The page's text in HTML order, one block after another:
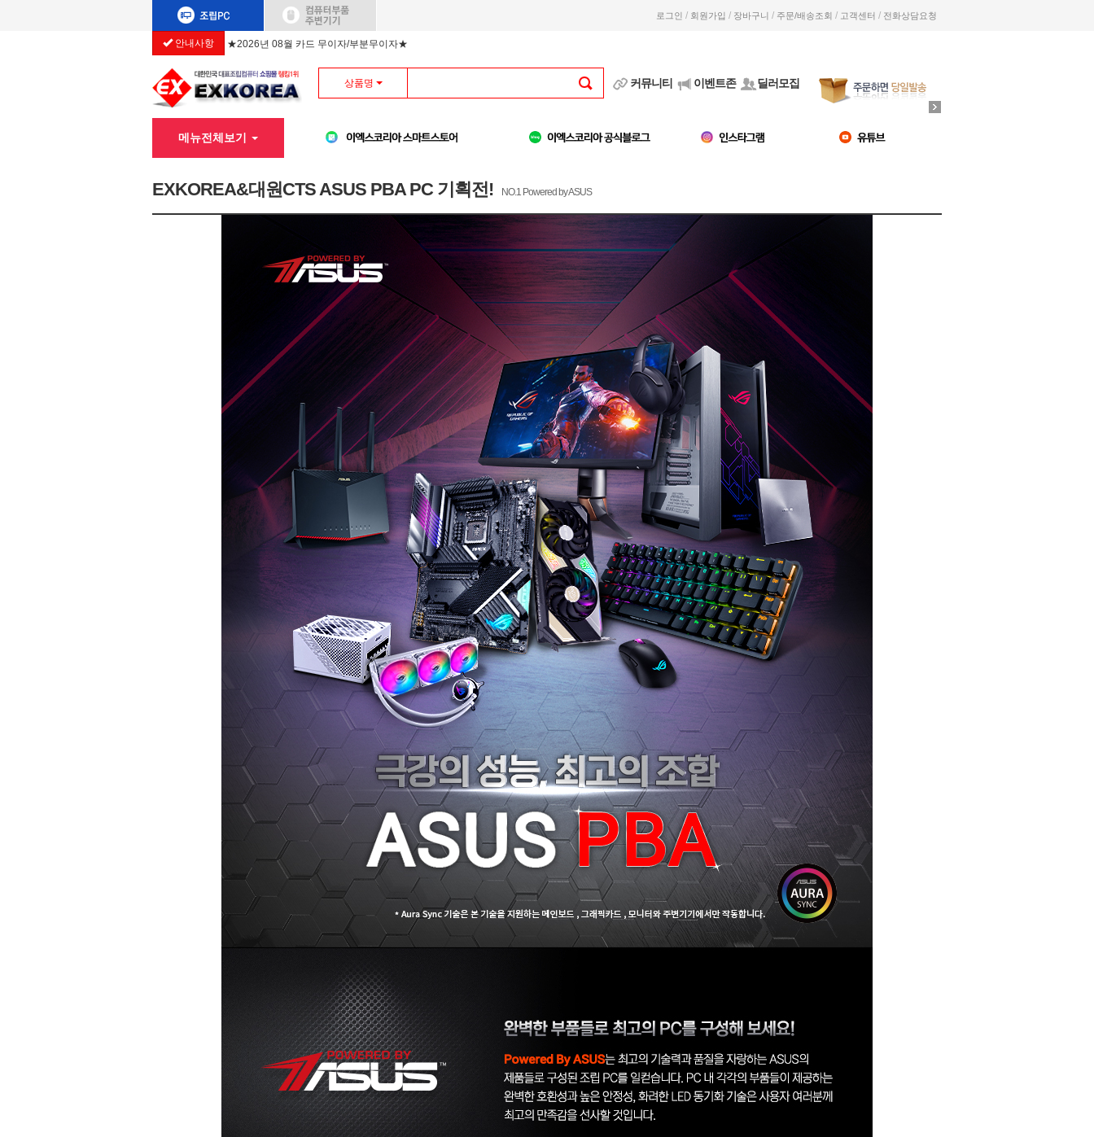
로그인 / 회원가입 / 장바구니 / 주문/배송조회 / 고객센터 / 전화상담요청
안내사항 ★2026년 08월 카드 무이자/부분무이자★
상품명 커뮤니티 이벤트존 딜러모집
메뉴전체보기
EXKOREA&대원CTS ASUS PBA PC 기획전! NO.1 Powered by ASUS